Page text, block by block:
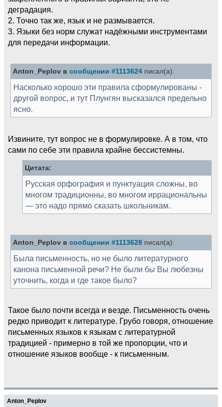
деградация.
2. Точно так же, язык и не размывается.
3. Языки без норм служат надёжными инструментами
для передачи информации.
Anton_Peplov в сообщении #1113624 писал(а):
Насколько хорошо эти правила сформулированы -
другой вопрос, и тут Плунгян высказался предельно
ясно.
Извините, тут вопрос не в формулировке. А в том, что
сами по себе эти правила крайне бессистемны.
Цитата:
Русская орфография и пунктуация сложны, во
многом традиционны, во многом иррациональны
— это надо прямо сказать школьникам.
Anton_Peplov в сообщении #1113628 писал(а):
Была письменность, но не было литературного
канона письменной речи? Не были бы Вы любезны
уточнить, когда и где такое было?
Такое было почти всегда и везде. Письменность очень
редко приводит к литературе. Грубо говоря, отношение
письменных языков к языкам с литературной
традицией - примерно в той же пропорции, что и
отношение языков вообще - к письменным.
Anton_Peplov